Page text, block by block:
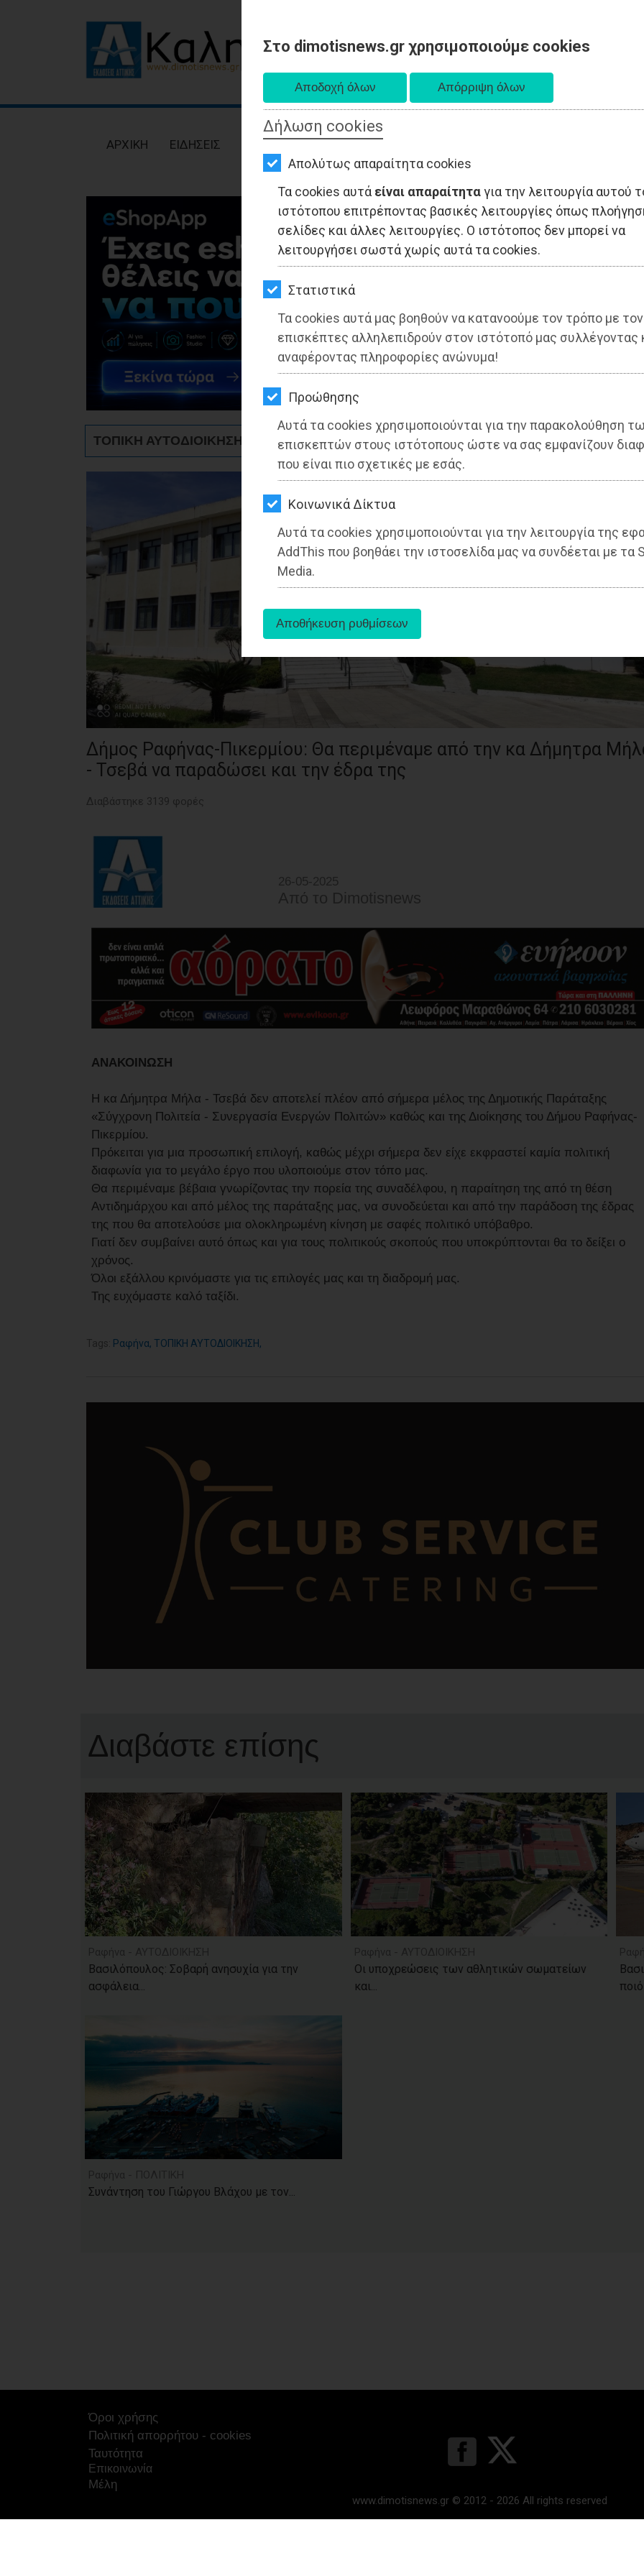
Στο dimotisnews.gr χρησιμοποιούμε cookies
Δήλωση cookies
Απολύτως απαραίτητα cookies
Τα cookies αυτά είναι απαραίτηταγια την λειτουργία αυτού
ιστότοπου επιτρέποντας βασικές λειτουργίες όπως
σελίδες και άλλες λειτουργίες. Ο ιστότοπος δεν μπορεί να
λειτουργήσει σωστά χωρίς αυτά τα cookies.
Στατιστικά
Τα cookies αυτά μας βοηθούν να κατανοούμε τον τρόπο με τον
επισκέπτες αλληλεπιδρούν στον ιστότοπό μας συλλέγοντας
αναφέροντας πληροφορίες ανώνυμα!
Προώθησης
Αυτά τα cookies χρησιμοποιούνται για την παρακολούθηση
επισκεπτών στους ιστότοπους ώστε να σας εμφανίζουν
που είναι πιο σχετικές με εσάς.
Kοινωνικά Δίκτυα
Αυτά τα cookies χρησιμοποιούνται για την λειτουργία της
AddThis που βοηθάει την ιστοσελίδα μας να συνδέεται με τα
Media.
ΕΙΔΗΣΕΙΣ
ΟΙΚΟΝΟΜΙΑ
ΑΘΛΗΤΙΣΜΟΣ
ΠΟΛΙΤΙΣΜΟΣ
LIFESTYLE
ΤΑΞΙΔΙΑ
ΕΞΟΔΟΣ
ΑΓΓΕΛΙΕΣ
OΔΗΓΟΣ
ΨΙΘΥΡΟΙ
ΑΠΟΣΤΟΛΗ
ΑΡΘΡΩΝ
AΡΧΙΚΗ ΕΙΔΗΣΕΙΣ
ΤΟΠΙΚΗ ΑΥΤΟΔΙΟΙΚΗΣΗ - Ραφήνα
Δήμος Ραφήνας-Πικερμίου: Θα περιμέναμε από την κα Δήμητρα
- Τσεβά να παραδώσει και την έδρα της
Διαβάστηκε 3139 φορές
26-05-2025
Από τo Dimotisnews
ΑΝΑΚΟΙΝΩΣΗ
Η κα Δήμητρα Μήλα - Τσεβά δεν αποτελεί πλέον από σήμερα μέλος της Δημοτικής Παράταξης
«Σύγχρονη Πολιτεία - Συνεργασία Ενεργών Πολιτών» καθώς και της Διοίκησης του Δήμου Ραφήνας-
Πικερμίου.
Πρόκειται για μια προσωπική επιλογή, καθώς μέχρι σήμερα δεν είχε εκφραστεί καμία πολιτική
διαφωνία για το μεγάλο έργο που υλοποιούμε στον τόπο μας.
Θα περιμέναμε βέβαια γνωρίζοντας την πορεία της συναδέλφου, η παραίτηση της από τη θέση
Αντιδημάρχου και από μέλος της παράταξης μας, να συνοδεύεται και από την παράδοση της έδρας
της που θα αποτελούσε μια ολοκληρωμένη κίνηση με σαφές πολιτικό υπόβαθρο.
Γιατί δεν συμβαίνει αυτό όπως και για τους πολιτικούς σκοπούς που υποκρύπτονται θα το δείξει ο
χρόνος.
Όλοι εξάλλου κρινόμαστε για τις επιλογές μας και τη διαδρομή μας.
Της ευχόμαστε καλό ταξίδι.
Tags: Ραφήνα, ΤΟΠΙΚΗ ΑΥΤΟΔΙΟΙΚΗΣΗ,
Διαβάστε επίσης
Βασιλόπουλος: Σοβαρή ανησυχία για την
ασφάλεια...
Οι υποχρεώσεις των αθλητικών σωματείων
και...
Συνάντηση του Γιώργου Βλάχου με τον...
Όροι χρήσης
Πολιτική απορρήτου - cookies
Ταυτότητα
Επικοινωνία
Μέλη
www.dimotisnews.gr © 2012 - 2026 All rights reserved